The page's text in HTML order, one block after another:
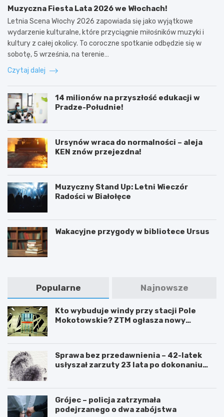
Muzyczna Fiesta Lata 2026 we Włochach!
Letnia Scena Włochy 2026 zapowiada się jako wyjątkowe
wydarzenie kulturalne, które przyciągnie miłośników muzyki i
kultury z całej okolicy. To coroczne spotkanie odbędzie się w
sobotę, 5 września, na terenie…
Czytaj dalej
14 milionów na przyszłość edukacji w
Pradze-Południe!
Ursynów wraca do normalności – aleja
KEN znów przejezdna!
Muzyczny Stand Up: Letni Wieczór
Radości w Białołęce
Wakacyjne przygody w bibliotece Ursus
Popularne Najnowsze
Kto wybuduje windy przy stacji Pole
Mokotowskie? ZTM ogłasza nowy
Sprawa bez przedawnienia – 42-latek
usłyszał zarzuty 23 lata po dokonaniu
Grójec – policja zatrzymała
podejrzanego o dwa zabójstwa